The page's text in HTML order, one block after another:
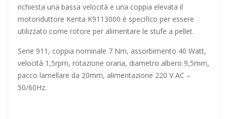
richiesta una bassa velocità e una coppia elevata il
motoriduttore Kenta K9113000 è specifico per essere
utilizzato come rotore per alimentare le stufe a pellet.
Serie 911, coppia nominale 7 Nm, assorbimento 40 Watt,
velocità 1,5rpm, rotazione oraria, diametro albero 9,5mm,
pacco lamellare da 20mm, alimentazione 220 V AC –
50/60Hz.